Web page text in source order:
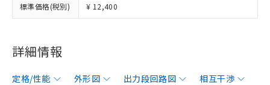
標準価格(税別) ¥ 12,400
詳細情報
定格/性能 外形図 出力段回路図
相互干渉